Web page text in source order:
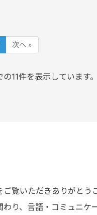
次へ »
11件を表示しています。
覧いただきありがとう
り、言語・コミュニケ